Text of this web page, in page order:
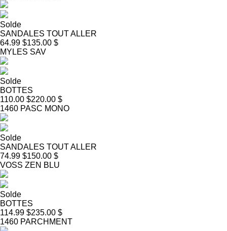
Solde
SANDALES TOUT ALLER
64.99 $135.00 $
MYLES SAV
Solde
BOTTES
110.00 $220.00 $
1460 PASC MONO
Solde
SANDALES TOUT ALLER
74.99 $150.00 $
VOSS ZEN BLU
Solde
BOTTES
114.99 $235.00 $
1460 PARCHMENT